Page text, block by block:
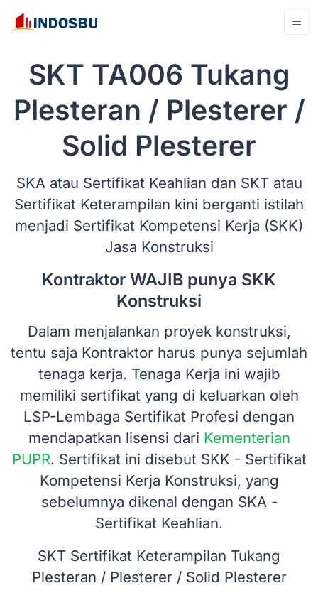
SKT TA006 Tukang
Plesteran / Plesterer /
Solid Plesterer
SKA atau Sertifikat Keahlian dan SKT atau
Sertifikat Keterampilan kini berganti istilah
menjadi Sertifikat Kompetensi Kerja (SKK)
Jasa Konstruksi
Kontraktor WAJIB punya SKK
Konstruksi
Dalam menjalankan proyek konstruksi,
tentu saja Kontraktor harus punya sejumlah
tenaga kerja. Tenaga Kerja ini wajib
memiliki sertifikat yang di keluarkan oleh
LSP-Lembaga Sertifikat Profesi dengan
mendapatkan lisensi dari Kementerian
PUPR. Sertifikat ini disebut SKK - Sertifikat
Kompetensi Kerja Konstruksi, yang
sebelumnya dikenal dengan SKA -
Sertifikat Keahlian.
SKT Sertifikat Keterampilan Tukang
Plesteran / Plesterer / Solid Plesterer